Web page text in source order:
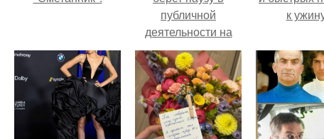
публичной
деятельности на
фоне слухов о
своем здоровье.
к